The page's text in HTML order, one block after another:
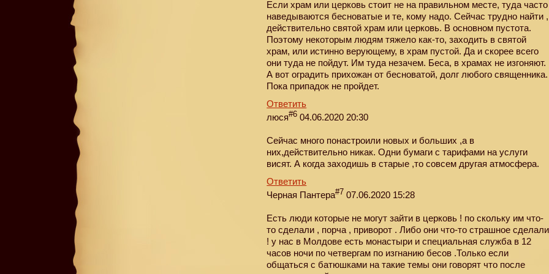
Если храм или церковь стоит не на правильном месте, туда часто
наведываются бесноватые и те, кому надо. Сейчас трудно найти ,
действительно святой храм или церковь. В основном пустота.
Поэтому некоторым людям тяжело как-то, заходить в святой
храм, или истинно верующему, в храм пустой. Да и скорее всего
они туда не пойдут. Им туда незачем. Беса, в храмах не изгоняют.
А вот оградить прихожан от бесноватой, долг любого священника.
Пока припадок не пройдет.
Ответить
люся#6 04.06.2020 20:30
Сейчас много понастроили новых и больших ,а в
них,действительно никак. Одни бумаги с тарифами на услуги
висят. А когда заходишь в старые ,то совсем другая атмосфера.
Ответить
Черная Пантера#7 07.06.2020 15:28
Есть люди которые не могут зайти в церковь ! по скольку им что-
то сделали , порча , приворот . Либо они что-то страшное сделали
! у нас в Молдове есть монастыри и специальная служба в 12
часов ночи по четвергам по изгнанию бесов .Только если
общаться с батюшками на такие темы они говорят что после